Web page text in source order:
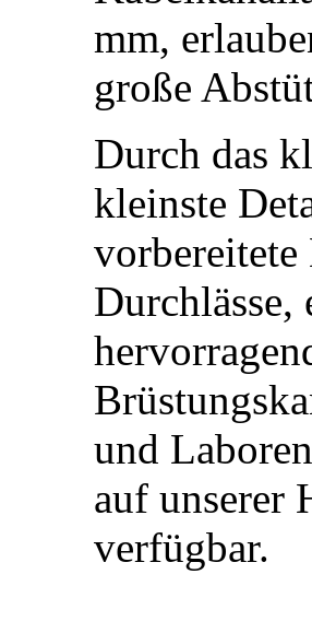
mm,
große
Durch das
kleinste
vorbereitete
Durchlässe,
und
auf unserer
verfügbar.